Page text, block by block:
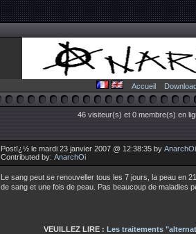
Accueil
46 visiteur(s) et 0 membre(s) en
Postï¿½ le mardi 23 janvier 2007 @ 12:38:35 by AnarchOi
Contributed by: AnarchOi
Le sang peut se renouveller tous les 7 jours, la peau en
de sang et une fois de peau. Pas beaucoup de maladies
VEUILLEZ LIRE : Les traitements